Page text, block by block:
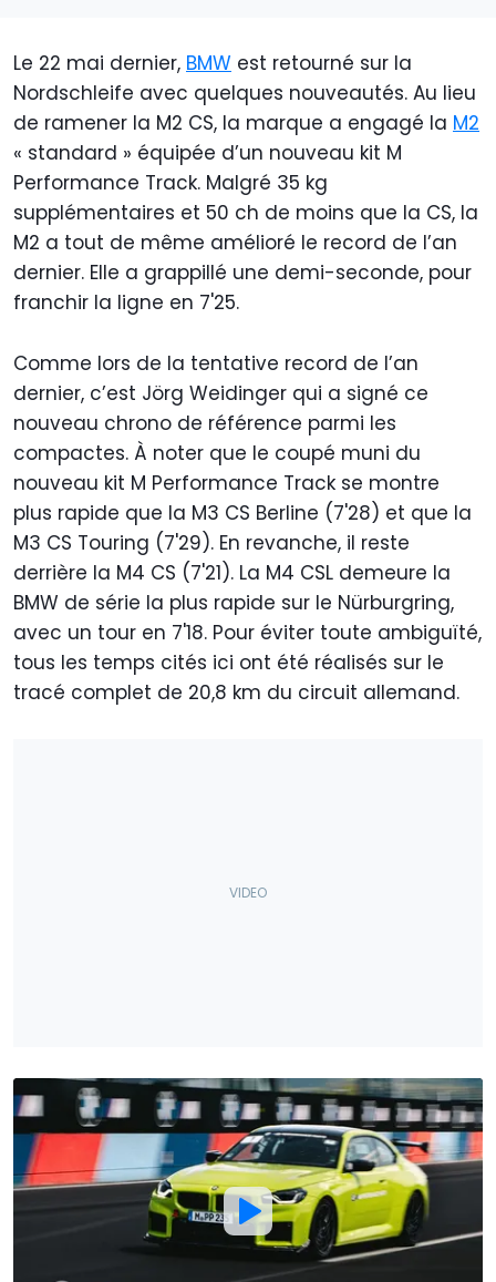
Le 22 mai dernier, BMW est retourné sur la
Nordschleife avec quelques nouveautés. Au lieu
de ramener la M2 CS, la marque a engagé la M2
« standard » équipée d’un nouveau kit M
Performance Track. Malgré 35 kg
supplémentaires et 50 ch de moins que la CS, la
M2 a tout de même amélioré le record de l’an
dernier. Elle a grappillé une demi-seconde, pour
franchir la ligne en 7'25.
Comme lors de la tentative record de l’an
dernier, c’est Jörg Weidinger qui a signé ce
nouveau chrono de référence parmi les
compactes. À noter que le coupé muni du
nouveau kit M Performance Track se montre
plus rapide que la M3 CS Berline (7'28) et que la
M3 CS Touring (7'29). En revanche, il reste
derrière la M4 CS (7'21). La M4 CSL demeure la
BMW de série la plus rapide sur le Nürburgring,
avec un tour en 7'18. Pour éviter toute ambiguïté,
tous les temps cités ici ont été réalisés sur le
tracé complet de 20,8 km du circuit allemand.